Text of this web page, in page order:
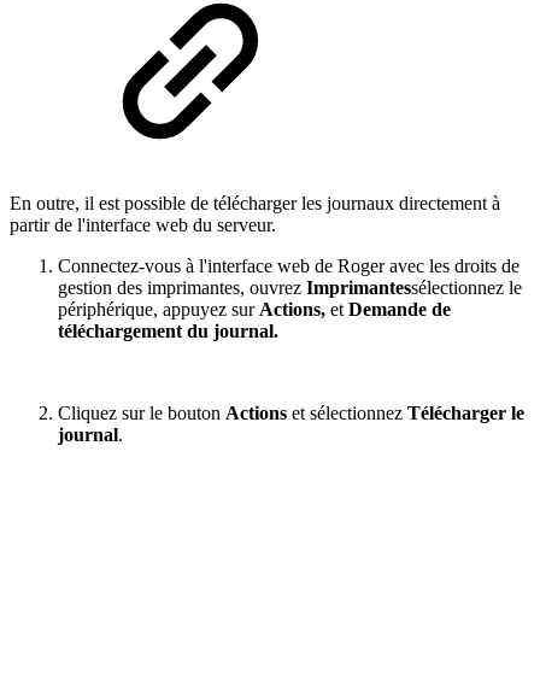
En outre, il est possible de télécharger les journaux directement à
partir de l'interface web du serveur.
Connectez-vous à l'interface web de Roger avec les droits de
gestion des imprimantes, ouvrez Imprimantessélectionnez le
périphérique, appuyez sur Actions, et Demande de
téléchargement du journal.
Cliquez sur le bouton Actions et sélectionnez Télécharger le
journal.